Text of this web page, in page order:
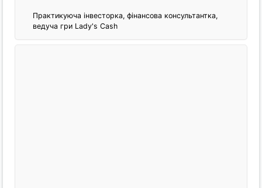
Практикуюча інвесторка, фінансова консультантка,
ведуча гри Lady's Cash